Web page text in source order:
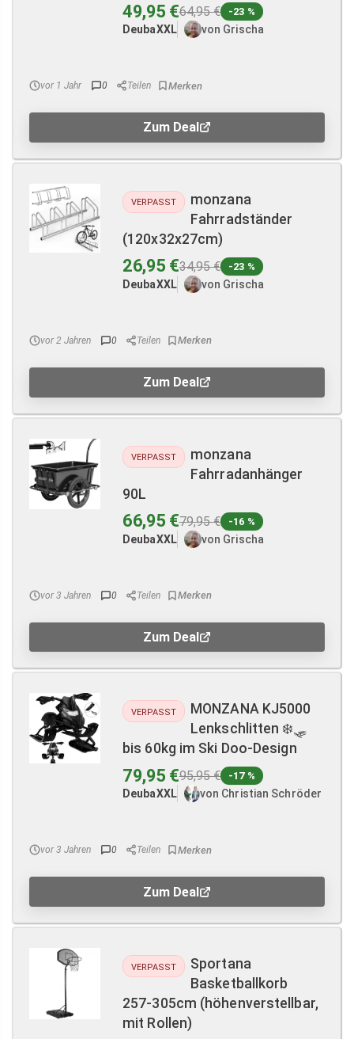
49,95 €64,95 € -23 %
DeubaXXL von Grischa
vor 1 Jahr 0 Teilen
Zum Deal
VERPASST
monzana
Fahrradständer
(120x32x27cm)
26,95 €34,95 € -23 %
DeubaXXL von Grischa
vor 2 Jahren 0 Teilen
Zum Deal
VERPASST
monzana
Fahrradanhänger
90L
66,95 €79,95 € -16 %
DeubaXXL von Grischa
vor 3 Jahren 0 Teilen
Zum Deal
VERPASST
MONZANA KJ5000
Lenkschlitten ❄️🛷
bis 60kg im Ski Doo-Design
79,95 €95,95 € -17 %
DeubaXXL von Christian Schröder
vor 3 Jahren 0 Teilen
Zum Deal
VERPASST
Sportana
Basketballkorb
257-305cm (höhenverstellbar,
mit Rollen)